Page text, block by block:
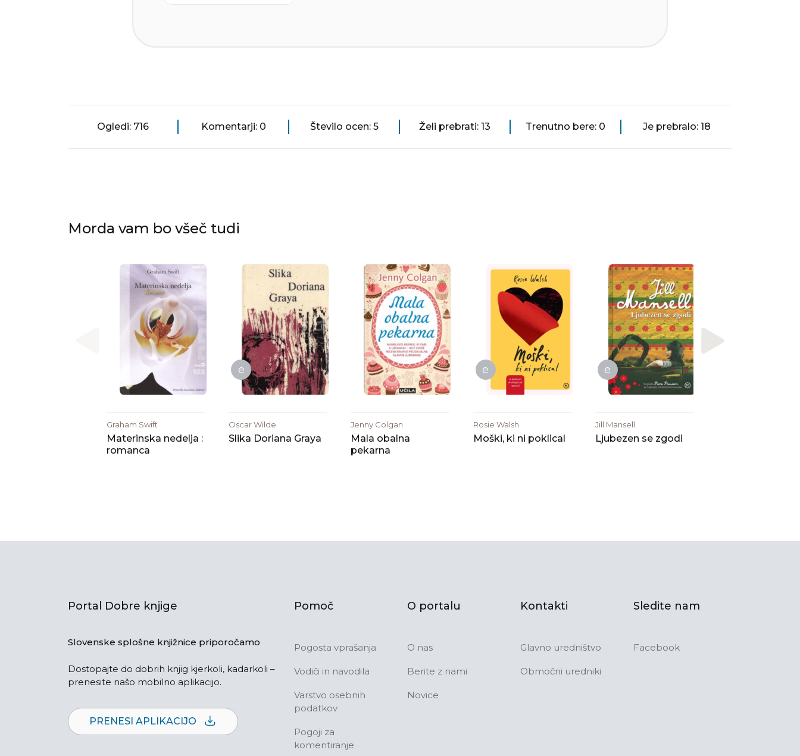
Ogledi: 716 Komentarji: 0 Število ocen: 5 Želi prebrati: 13 Trenutno bere: 0 Je prebralo: 18
Morda vam bo všeč tudi
Graham Swift
Materinska nedelja :
romanca
e
Oscar Wilde
Slika Doriana Graya
Jenny Colgan
Mala obalna
pekarna
e
Rosie Walsh
Moški, ki ni poklical
e
Jill Mansell
Ljubezen se zgodi
Portal Dobre knjige
Slovenske splošne knjižnice priporočamo
Dostopajte do dobrih knjig kjerkoli, kadarkoli –
prenesite našo mobilno aplikacijo.
PRENESI APLIKACIJO
Pomoč
Pogosta vprašanja
Vodiči in navodila
Varstvo osebnih
podatkov
Pogoji za
komentiranje
O portalu
O nas
Berite z nami
Novice
Kontakti
Glavno uredništvo
Območni uredniki
Sledite nam
Facebook